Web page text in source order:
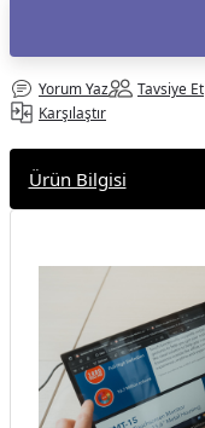
Yorum Yaz Tavsiye Et
Karşılaştır
Ürün Bilgisi